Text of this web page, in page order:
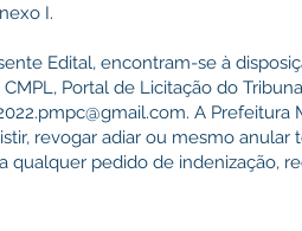
I.
Edital, encontram-se à
Portal de Licitação do
. A Prefeitura
revogar adiar ou mesmo anular
qualquer pedido de indenização,